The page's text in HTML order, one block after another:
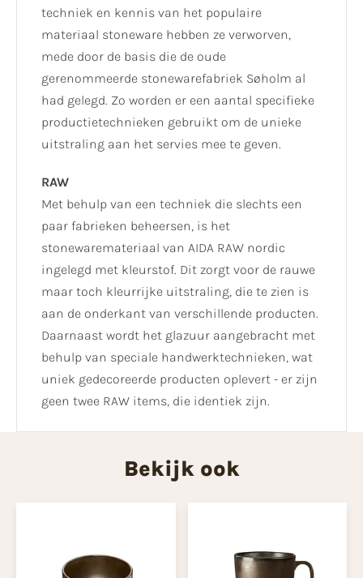
techniek en kennis van het populaire
materiaal stoneware hebben ze verworven,
mede door de basis die de oude
gerenommeerde stonewarefabriek Søholm al
had gelegd. Zo worden er een aantal specifieke
productietechnieken gebruikt om de unieke
uitstraling aan het servies mee te geven.
RAW
Met behulp van een techniek die slechts een
paar fabrieken beheersen, is het
stonewaremateriaal van AIDA RAW nordic
ingelegd met kleurstof. Dit zorgt voor de rauwe
maar toch kleurrijke uitstraling, die te zien is
aan de onderkant van verschillende producten.
Daarnaast wordt het glazuur aangebracht met
behulp van speciale handwerktechnieken, wat
uniek gedecoreerde producten oplevert - er zijn
geen twee RAW items, die identiek zijn.
Bekijk ook